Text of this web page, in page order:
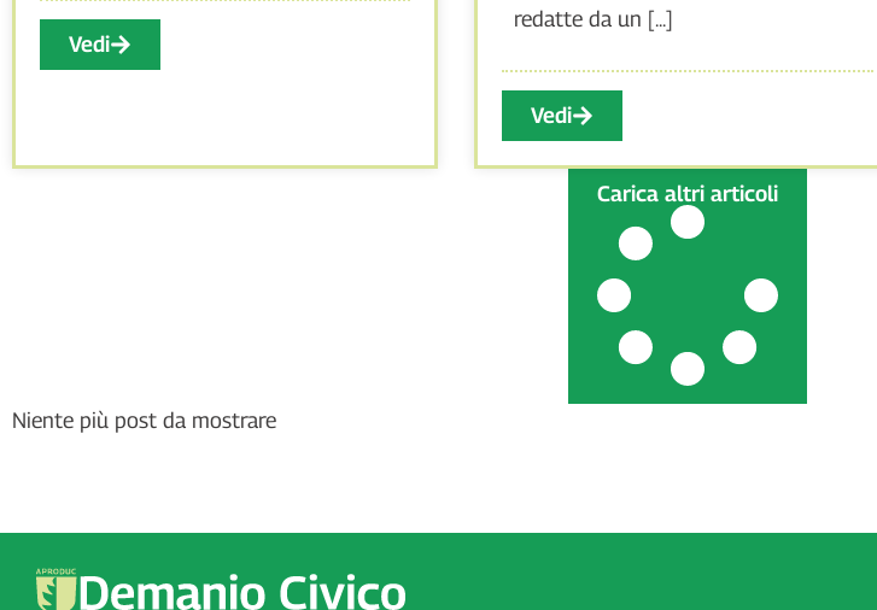
Vedi
redatte da un [...]
Vedi
Carica altri articoli
Niente più post da mostrare